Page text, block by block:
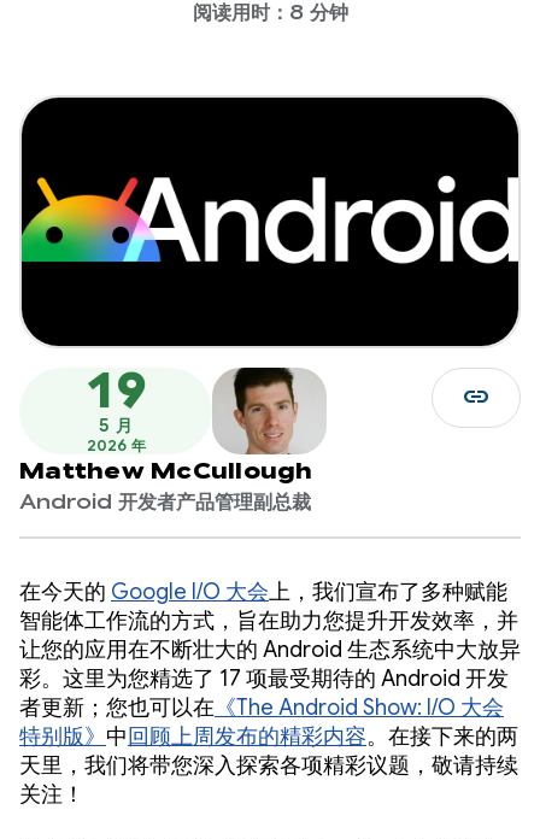
阅读用时：8 分钟
19
5 月
2026 年
Matthew McCullough
Android 开发者产品管理副总裁
link
在今天的 Google I/O 大会上，我们宣布了多种赋能
智能体工作流的方式，旨在助力您提升开发效率，并
让您的应用在不断壮大的 Android 生态系统中大放异
彩。这里为您精选了 17 项最受期待的 Android 开发
者更新；您也可以在 《The Android Show: I/O 大会
特别版》 中 回顾上周发布的精彩内容。在接下来的两
天里，我们将带您深入探索各项精彩议题，敬请持续
关注！